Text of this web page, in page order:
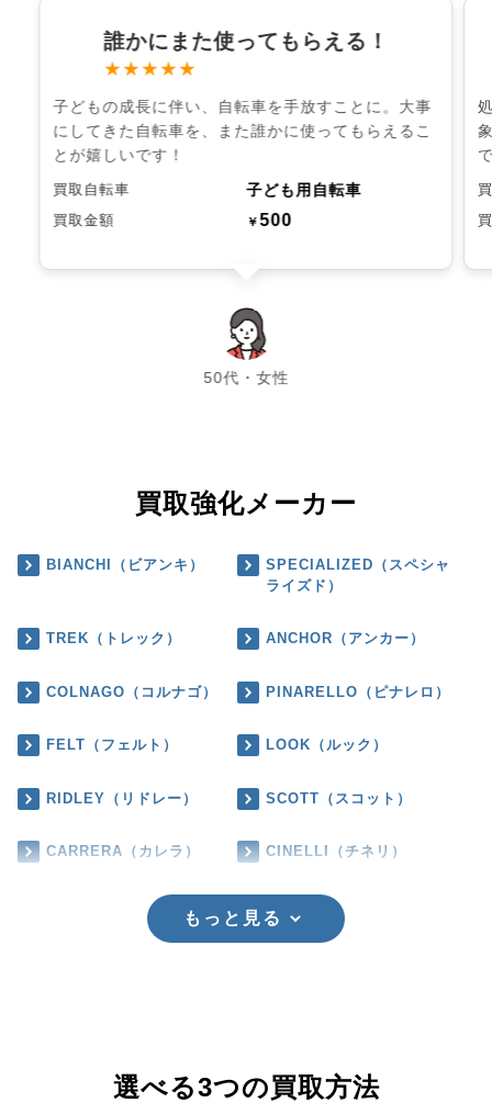
誰かにまた使ってもらえる！
★★★★★
子どもの成長に伴い、自転車を手放すことに。大事
にしてきた自転車を、また誰かに使ってもらえるこ
とが嬉しいです！
買取自転車 子ども用自転車
買取金額 ￥500
50代・女性
chevron_left chevron_right
買取強化メーカー
BIANCHI（ビアンキ）
SPECIALIZED（スペシャ
ライズド）
TREK（トレック） ANCHOR（アンカー）
COLNAGO（コルナゴ） PINARELLO（ピナレロ）
FELT（フェルト） LOOK（ルック）
RIDLEY（リドレー） SCOTT（スコット）
CARRERA（カレラ） CINELLI（チネリ）
もっと見る
選べる3つの買取方法